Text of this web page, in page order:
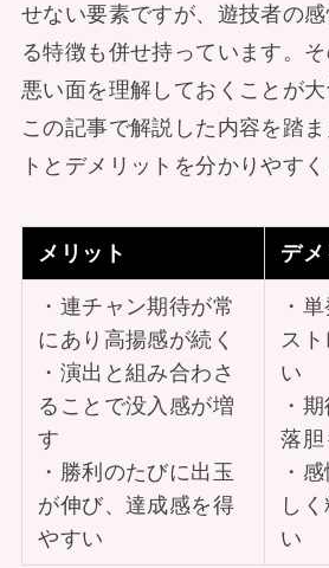
せない要素ですが、遊技者の
る特徴も併せ持っています。
悪い面を理解しておくことが大
この記事で解説した内容を踏
トとデメリットを分かりやすく
メリット デメ
・連チャン期待が常
にあり高揚感が続く
・演出と組み合わさ
ることで没入感が増
す
・勝利のたびに出玉
が伸び、達成感を得
やすい
・
ス
い
・
落胆
・
し
い